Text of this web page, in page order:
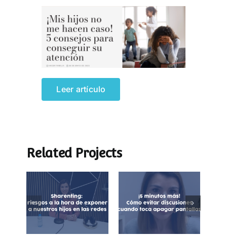
Leer artículo
Related Projects
Sharenting:
exposición de
menores en
redes sociales
Cómo evitar
discusiones
cuando toca